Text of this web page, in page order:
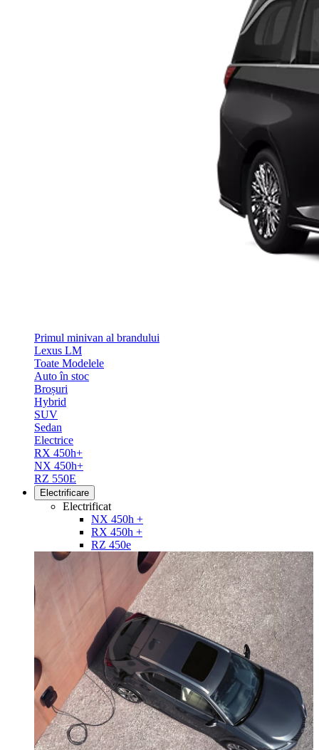
Primul minivan al brandului
Lexus LM
Toate Modelele
Auto în stoc
Broșuri
Hybrid
SUV
Sedan
Electrice
RX 450h+
NX 450h+
RZ 550E
Electrificare
Electrificat
NX 450h +
RX 450h +
RZ 450e